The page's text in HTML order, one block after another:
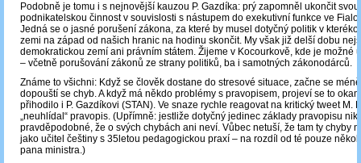
Podobně je tomu i s nejnovější kauzou P. Gazdíka: prý zapomněl ukončit svou
podnikatelskou činnost v souvislosti s nástupem do exekutivní funkce ve
Jedná se o jasné porušení zákona, za které by musel dotyčný politik v
zemi na západ od našich hranic na hodinu skončit. My však již delší dobu
demokratickou zemí ani právním státem. Žijeme v Kocourkově, kde je možné
– včetně porušování zákonů ze strany politiků, ba i samotných zákonodárců.
Známe to všichni: Když se člověk dostane do stresové situace, začne se
dopouští se chyb. A když má někdo problémy s pravopisem, projeví se to
přihodilo i P. Gazdíkovi (STAN). Ve snaze rychle reagovat na kritický tweet M.
„neuhlídal“ pravopis. (Upřímně: jestliže dotyčný jedinec základy pravopisu
pravděpodobné, že o svých chybách ani neví. Vůbec netuší, že tam ty chyby
jako učitel češtiny s 35letou pedagogickou praxí – na rozdíl od té pouze
pana ministra.)